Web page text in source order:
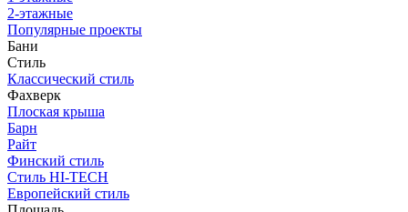
2-этажные
Популярные проекты
Бани
Стиль
Классический стиль
Фахверк
Плоская крыша
Барн
Райт
Финский стиль
Стиль HI-TECH
Европейский стиль